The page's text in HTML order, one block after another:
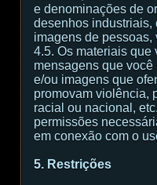
e denominações de
desenhos industriais,
imagens de pessoas,
4.5. Os materiais que
mensagens que
e/ou imagens que
promovam violência,
racial ou nacional,
permissões
em conexão com o
5. Restrições